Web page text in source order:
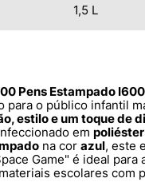
1,5 L
Pens Estampado
para o público infantil
estilo e um toque de
em poliéster
na cor azul, este
Game" é ideal para
escolares com